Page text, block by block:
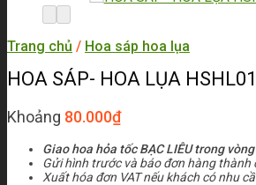
Trang chủ / Hoa sáp hoa lụa
HOA SÁP- HOA LỤA
Khoảng 80.000₫
Giao hoa hỏa tốc BẠC LIÊU trong
Gửi hình trước và báo đơn hàng thành
Xuất hóa đơn VAT nếu khách có nhu